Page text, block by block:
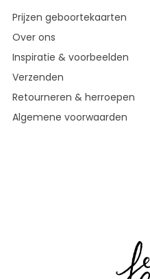
Prijzen geboortekaarten
Over ons
Inspiratie & voorbeelden
Verzenden
Retourneren & herroepen
Algemene voorwaarden